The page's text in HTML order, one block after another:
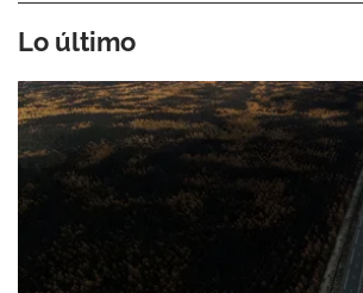
Lo último